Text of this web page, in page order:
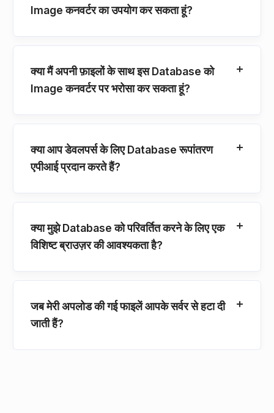
Image कनवर्टर का उपयोग कर सकता हूं?
क्या मैं अपनी फ़ाइलों के साथ इस Database को
Image कनवर्टर पर भरोसा कर सकता हूं?
क्या आप डेवलपर्स के लिए Database रूपांतरण
एपीआई प्रदान करते हैं?
क्या मुझे Database को परिवर्तित करने के लिए एक
विशिष्ट ब्राउज़र की आवश्यकता है?
जब मेरी अपलोड की गई फाइलें आपके सर्वर से हटा दी
जाती हैं?